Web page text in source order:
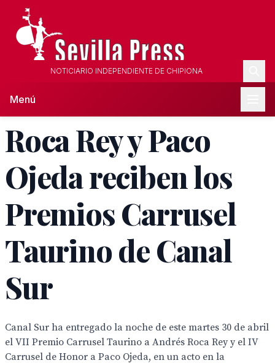
NOTICIARIO INDEPENDIENTE DE CHIPIONA
Menú
Roca Rey y Paco
Ojeda reciben los
Premios Carrusel
Taurino de Canal
Sur
Canal Sur ha entregado la noche de este martes 30 de abril
el VII Premio Carrusel Taurino a Andrés Roca Rey y el IV
Carrusel de Honor a Paco Ojeda, en un acto en la